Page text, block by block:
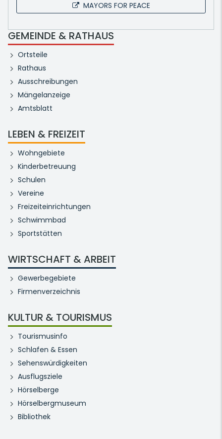
MAYORS FOR PEACE
GEMEINDE & RATHAUS
Ortsteile
Rathaus
Ausschreibungen
Mängelanzeige
Amtsblatt
LEBEN & FREIZEIT
Wohngebiete
Kinderbetreuung
Schulen
Vereine
Freizeiteinrichtungen
Schwimmbad
Sportstätten
WIRTSCHAFT & ARBEIT
Gewerbegebiete
Firmenverzeichnis
KULTUR & TOURISMUS
Tourismusinfo
Schlafen & Essen
Sehenswürdigkeiten
Ausflugsziele
Hörselberge
Hörselbergmuseum
Bibliothek